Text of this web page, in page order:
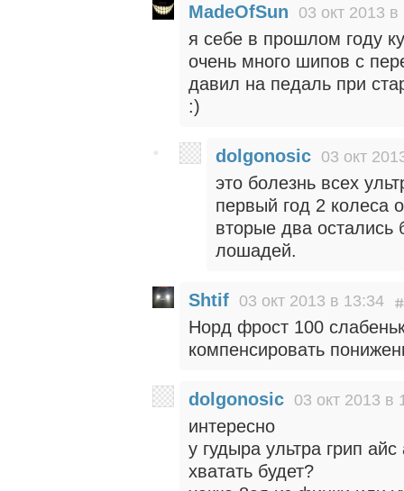
MadeOfSun 03 окт 2013 в
я себе в прошлом году
очень много шипов с
давил на педаль при
:)
dolgonosic 03 окт
это болезнь всех
первый год 2 колеса
вторые два остались
лошадей.
Shtif 03 окт 2013 в 13:34
Норд фрост 100
компенсировать
dolgonosic 03 окт 2013 в
интересно
у гудыра ультра грип
хватать будет?